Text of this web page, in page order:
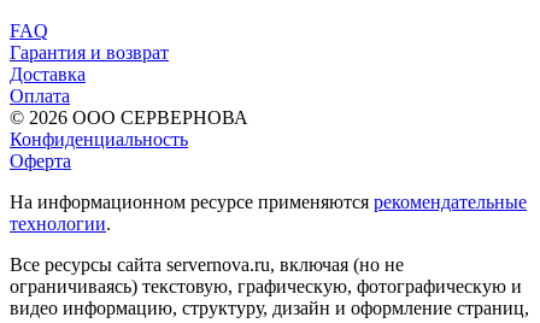
FAQ
Гарантия и возврат
Доставка
Оплата
© 2026 ООО СЕРВЕРНОВА
Конфиденциальность
Оферта
На информационном ресурсе применяются рекомендательные
технологии.
Все ресурсы сайта servernova.ru, включая (но не
ограничиваясь) текстовую, графическую, фотографическую и
видео информацию, структуру, дизайн и оформление страниц,